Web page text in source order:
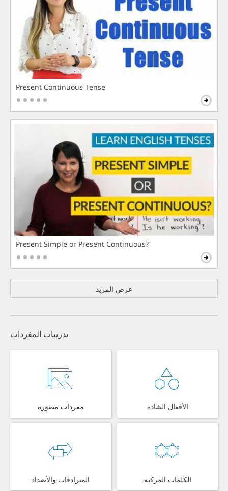
Present Continuous Tense
Present Simple or Present Continuous?
عرض المزيد
تدريبات المفردات
مفردات مصورة الأفعال الشاذة
المترادفات والأضداد الكلمات المركبة